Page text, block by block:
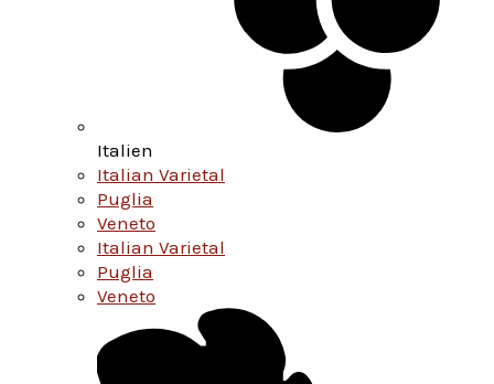
Italien
Italian Varietal
Puglia
Veneto
Italian Varietal
Puglia
Veneto